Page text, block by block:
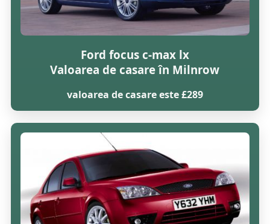
Ford focus c-max lx
Valoarea de casare în Milnrow
valoarea de casare este £289